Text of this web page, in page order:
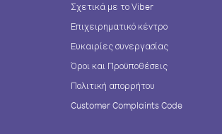
Σχετικά με το Viber
Επιχειρηματικό κέντρο
Ευκαιρίες συνεργασίας
Όροι και Προϋποθέσεις
Πολιτική απορρήτου
Customer Complaints Code